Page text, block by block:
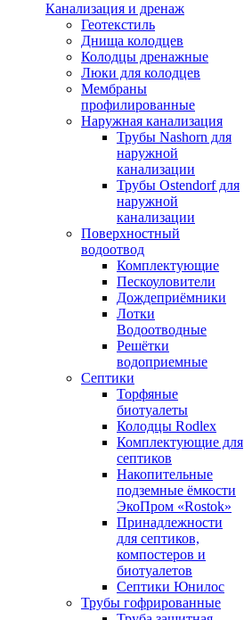
Канализация и дренаж
Геотекстиль
Днища колодцев
Колодцы дренажные
Люки для колодцев
Мембраны
профилированные
Наружная канализация
Трубы Nashorn для
наружной
канализации
Трубы Ostendorf для
наружной
канализации
Поверхностный
водоотвод
Комплектующие
Пескоуловители
Дождеприёмники
Лотки
Водоотводные
Решётки
водоприемные
Септики
Торфяные
биотуалеты
Колодцы Rodlex
Комплектующие для
септиков
Накопительные
подземные ёмкости
ЭкоПром «Rostok»
Принадлежности
для септиков,
компостеров и
биотуалетов
Септики Юнилос
Трубы гофрированные